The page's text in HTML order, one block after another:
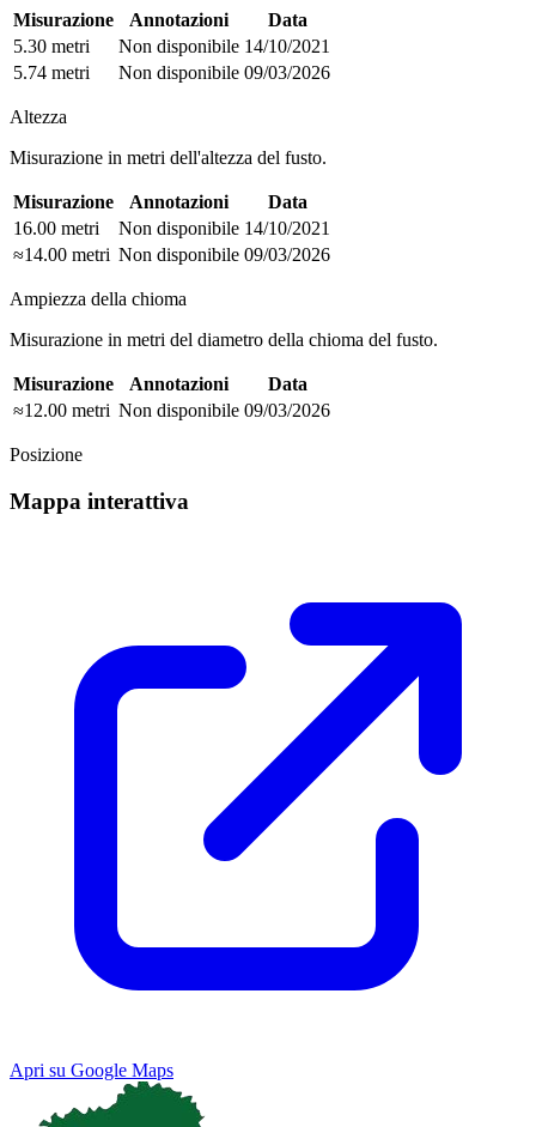
Misurazione Annotazioni
Data
5.30 metri
Non disponibile 14/10/2021
5.74 metri
Non disponibile 09/03/2026
Altezza
Misurazione in metri dell'altezza del fusto.
Misurazione Annotazioni
Data
16.00 metri
Non disponibile 14/10/2021
≈14.00 metri Non disponibile 09/03/2026
Ampiezza della chioma
Misurazione in metri del diametro della chioma del fusto.
Misurazione Annotazioni
Data
≈12.00 metri Non disponibile 09/03/2026
Posizione
Mappa interattiva
Apri su Google Maps
Map Satellite
Keyboard shortcuts